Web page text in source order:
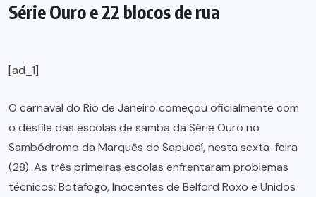
Série Ouro e 22 blocos de rua
[ad_1]
O carnaval do Rio de Janeiro começou oficialmente com
o desfile das escolas de samba da Série Ouro no
Sambódromo da Marquês de Sapucaí, nesta sexta-feira
(28). As três primeiras escolas enfrentaram problemas
técnicos: Botafogo, Inocentes de Belford Roxo e Unidos